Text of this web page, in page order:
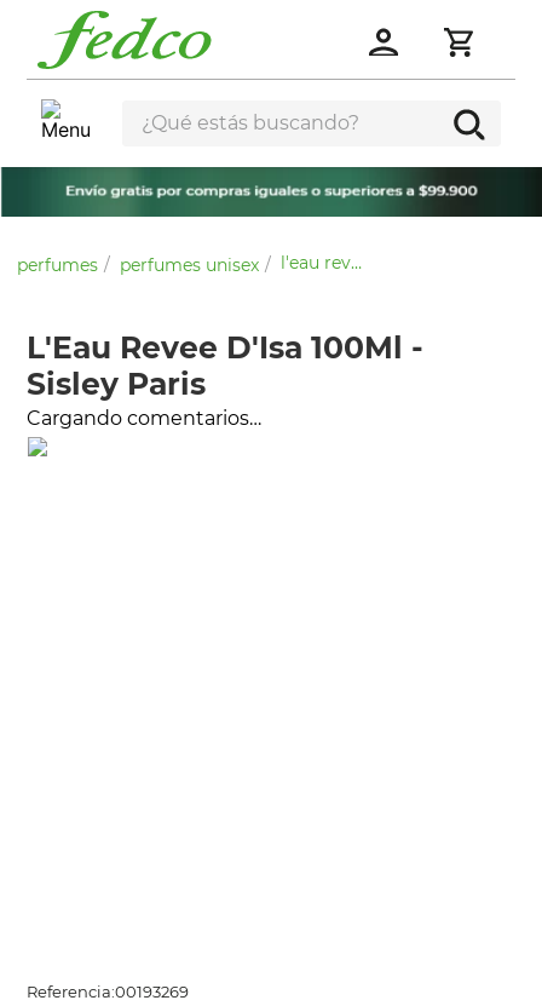
¿Qué estás buscando?
perfumes perfumes unisex l'eau revee d'isa 100ml - sisley paris
L'Eau Revee D'Isa 100Ml -
Sisley Paris
Cargando comentarios…
Referencia:00193269